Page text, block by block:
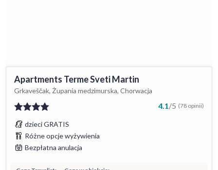
Apartments Terme Sveti Martin
Grkaveščak, Żupania medzimurska, Chorwacja
4.1/5 (78 opinii)
dzieci GRATIS
Różne opcje wyżywienia
Bezpłatna anulacja